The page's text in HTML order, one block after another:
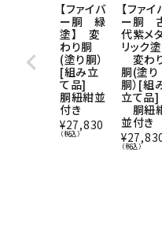
【ファイバ
ー胴 緑
塗】 変
わり胴
(塗り胴）
[組み立
て品]
胴紐紺並
付き
¥27,830
（税込）
【ファイ
ー胴
代紫メ
リック塗
変わ
胴(塗り
胴）[組
立て品]
胴紐
並付き
¥
（税込）